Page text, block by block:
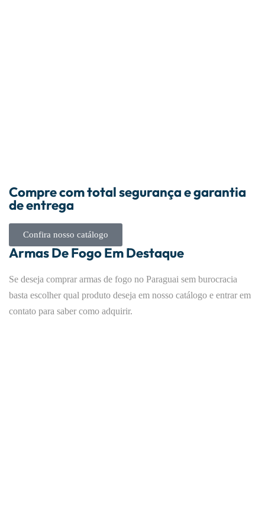
Compre com total segurança e garantia
de entrega
Confira nosso catálogo
Armas De Fogo Em Destaque
Se deseja comprar armas de fogo no Paraguai sem burocracia
basta escolher qual produto deseja em nosso catálogo e entrar em
contato para saber como adquirir.